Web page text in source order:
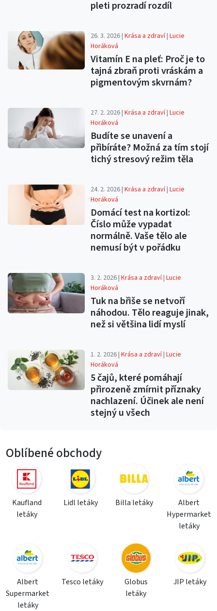
pleti prozradí rozdíl
26. 3. 2026 |Krása a zdraví|Lucie
Horáková
Vitamín E na pleť: Proč je to
tajná zbraň proti vráskám a
pigmentovým skvrnám?
27. 2. 2026 |Krása a zdraví|Lucie
Horáková
Budíte se unavení a
přibíráte? Možná za tím stojí
tichý stresový režim těla
24. 2. 2026 |Krása a zdraví|Lucie
Horáková
Domácí test na kortizol:
Číslo může vypadat
normálně. Vaše tělo ale
nemusí být v pořádku
3. 2. 2026 |Krása a zdraví|Lucie
Horáková
Tuk na břiše se netvoří
náhodou. Tělo reaguje jinak,
než si většina lidí myslí
1. 2. 2026 |Krása a zdraví|Lucie
Horáková
5 čajů, které pomáhají
přirozeně zmírnit příznaky
nachlazení. Účinek ale není
stejný u všech
Oblíbené obchody
Kaufland
letáky
Lidl letáky Billa letáky
Albert
Hypermarket
letáky
Albert
Supermarket
letáky
Tesco letáky
Globus
letáky
JIP letáky